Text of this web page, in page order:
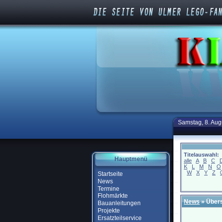
Hauptmenü
Startseite
News
Termine
Flohmärkte
Bauanleitungen
Projekte
Ersatzteilservice
Samstag, 8.
Titelauswahl:
alle
A B C
K
L M N
O
W
X Y Z
News»